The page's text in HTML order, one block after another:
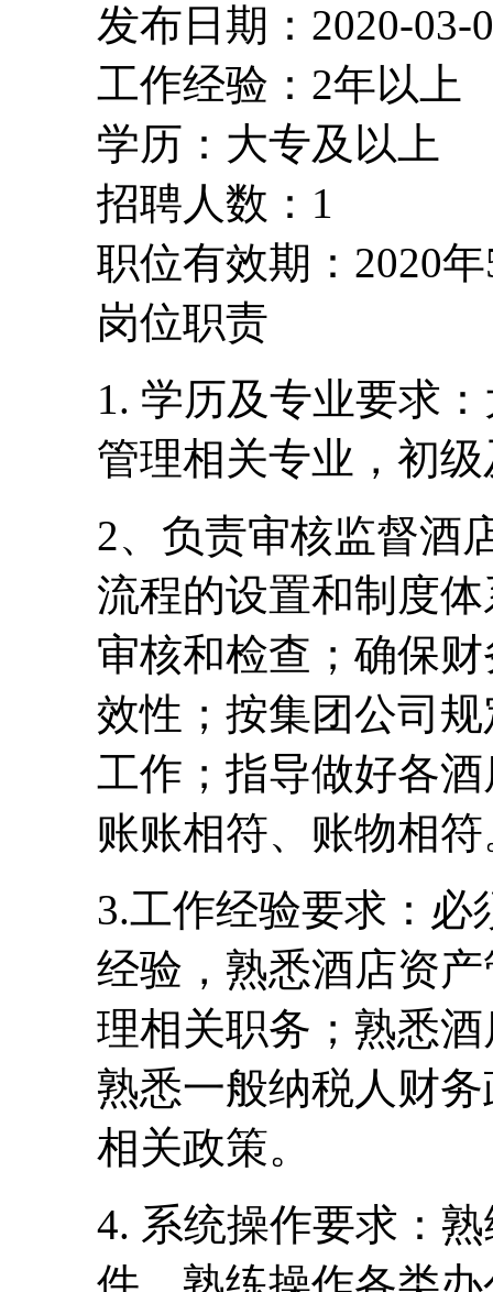
发布日期：2020-03-
工作经验：2年以上
学历：大专及以上
招聘人数：1
职位有效期：2020
岗位职责
1. 学历及专业要求
管理相关专业，初
2、负责审核监督酒
流程的设置和制度
审核和检查；确保
效性；按集团公司
工作；指导做好各
账账相符、账物相符
3.工作经验要求：必
经验，熟悉酒店资
理相关职务；熟悉
熟悉一般纳税人财
相关政策。
4. 系统操作要求：